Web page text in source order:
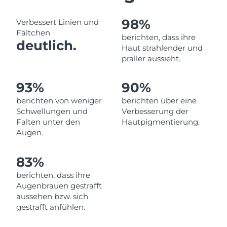
Verbessert Linien und
Fältchen
deutlich.
98%
berichten, dass ihre
Haut strahlender und
praller aussieht.
93%
berichten von weniger
Schwellungen und
Falten unter den
Augen.
90%
berichten über eine
Verbesserung der
Hautpigmentierung.
83%
berichten, dass ihre
Augenbrauen gestrafft
aussehen bzw. sich
gestrafft anfühlen.
Erwartete Lieferung
Oman Erwartete Lieferung
Philippinen Erwartete Lieferung 8/11/26
Portugal Erwartete Lieferung8/8/26
Puerto Rico Erwartete Lieferung8/10/26
Réunion
Rumänien